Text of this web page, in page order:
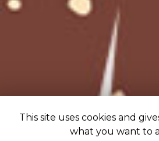
This site uses cookies and
what you want to